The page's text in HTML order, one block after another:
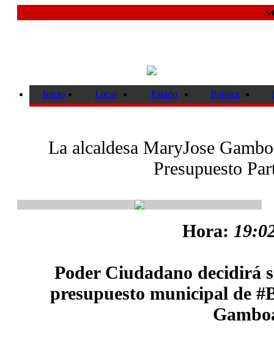
Inicio Local Estado Politica
La alcaldesa MaryJose
Presupuesto
Hora:
Poder Ciudadano decidirá
presupuesto municipal de